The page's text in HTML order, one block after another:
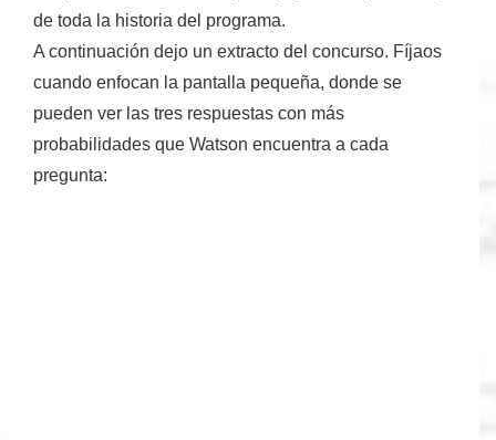
de toda la historia del programa.
A continuación dejo un extracto del concurso. Fíjaos
cuando enfocan la pantalla pequeña, donde se
pueden ver las tres respuestas con más
probabilidades que Watson encuentra a cada
pregunta: